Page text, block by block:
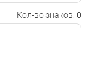
Кол-во знаков: 0